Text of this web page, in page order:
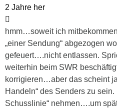
2 Jahre her
hmm…soweit ich
„einer Sendung“ abgezogen
gefeuert….nicht entlassen.
weiterhin beim SWR
korrigieren…aber das scheint
Handeln“ des Senders zu
Schusslinie“ nehmen….um